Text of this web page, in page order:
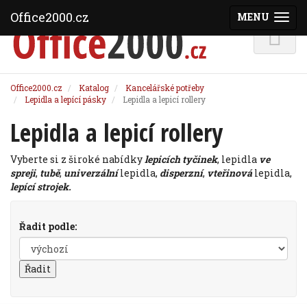
Office2000.cz Katalog
Kancelářské potřeby
Lepidla a lepící pásky
Lepidla a lepicí rollery
Lepidla a lepicí rollery
Vyberte si z široké nabídkylepicích tyčinek, lepidla ve
spreji, tubě, univerzálnílepidla, disperzní, vteřinoválepidla,
lepící strojek.
Řadit podle:
MENU
Office2000.cz